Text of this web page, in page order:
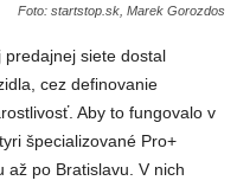
Foto: startstop.sk, Marek Gorozdos
siete dostal
cez definovanie
Aby to fungovalo v
špecializované Pro+
až po Bratislavu. V nich